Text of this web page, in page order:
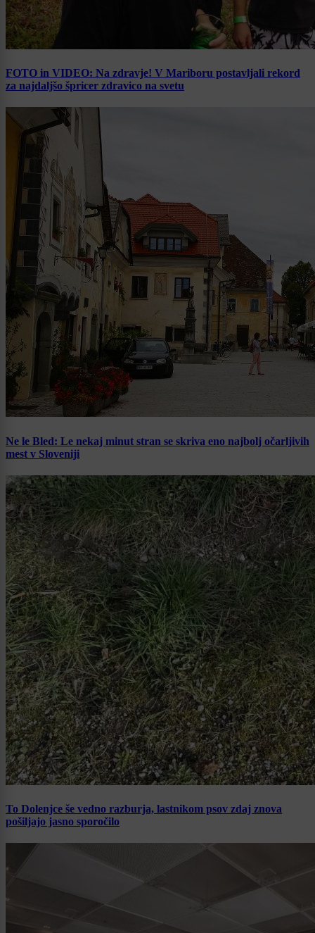
FOTO in VIDEO: Na zdravje! V Mariboru postavljali rekord
za najdaljšo špricer zdravico na svetu
Ne le Bled: Le nekaj minut stran se skriva eno najbolj očarljivih
mest v Sloveniji
To Dolenjce še vedno razburja, lastnikom psov zdaj znova
pošiljajo jasno sporočilo